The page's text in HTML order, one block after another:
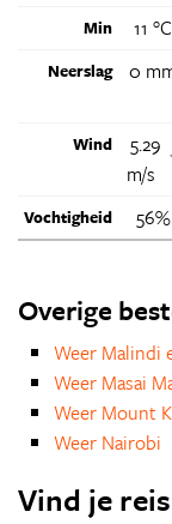
Min 11 °C
Neerslag 0
Wind
5.29
m/s
Vochtigheid 56%
Overige
Weer Malindi
Weer Masai
Weer Mount
Weer Nairobi
Vind je